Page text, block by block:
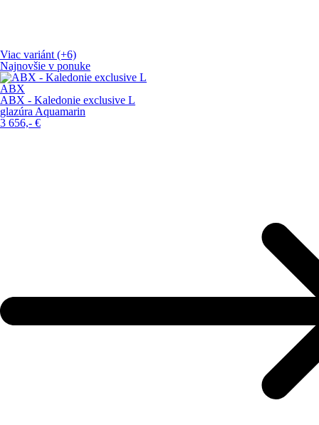
Viac variánt (+6)
Najnovšie v ponuke
ABX
ABX - Kaledonie exclusive L
glazúra Aquamarin
3 656,- €